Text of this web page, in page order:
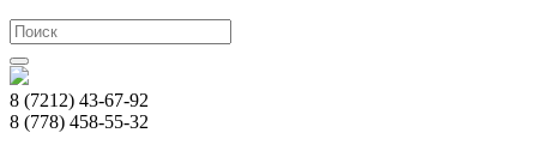
8 (7212) 43-67-92
8 (778) 458-55-32